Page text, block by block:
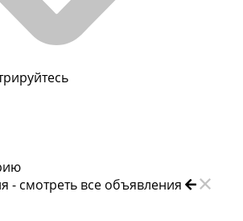
- смотреть все объявления